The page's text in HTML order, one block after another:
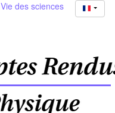
Vie des sciences